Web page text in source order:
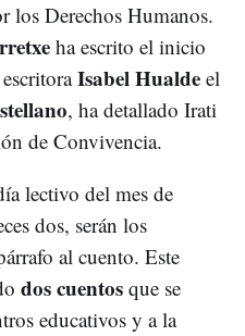
los Derechos Humanos.
ha escrito el inicio
Isabel Hualde el
, ha detallado Irati
de Convivencia.
lectivo del mes de
dos, serán los
al cuento. Este
dos cuentos que se
educativos y a la